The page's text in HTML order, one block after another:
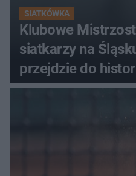
SIATKÓWKA
Klubowe
siatkarzy na
przejdzie do